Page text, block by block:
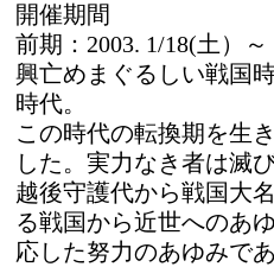
開催期間
前期：2003. 1/18(土）
興亡めまぐるしい戦国
時代。
この時代の転換期を生
した。実力なき者は滅
越後守護代から戦国大
る戦国から近世へのあ
応した努力のあゆみで